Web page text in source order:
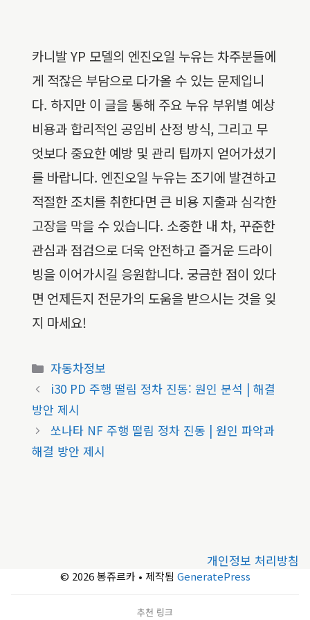
카니발 YP 모델의 엔진오일 누유는 차주분들에
게 적잖은 부담으로 다가올 수 있는 문제입니
다. 하지만 이 글을 통해 주요 누유 부위별 예상
비용과 합리적인 공임비 산정 방식, 그리고 무
엇보다 중요한 예방 및 관리 팁까지 얻어가셨기
를 바랍니다. 엔진오일 누유는 조기에 발견하고
적절한 조치를 취한다면 큰 비용 지출과 심각한
고장을 막을 수 있습니다. 소중한 내 차, 꾸준한
관심과 점검으로 더욱 안전하고 즐거운 드라이
빙을 이어가시길 응원합니다. 궁금한 점이 있다
면 언제든지 전문가의 도움을 받으시는 것을 잊
지 마세요!
카
테
고
리
자동차정보
i30 PD 주행 떨림 정차 진동: 원인 분석 | 해결
방안 제시
쏘나타 NF 주행 떨림 정차 진동 | 원인 파악과
해결 방안 제시
개인정보 처리방침
© 2026 봉쥬르카• 제작됨 GeneratePress
추천 링크